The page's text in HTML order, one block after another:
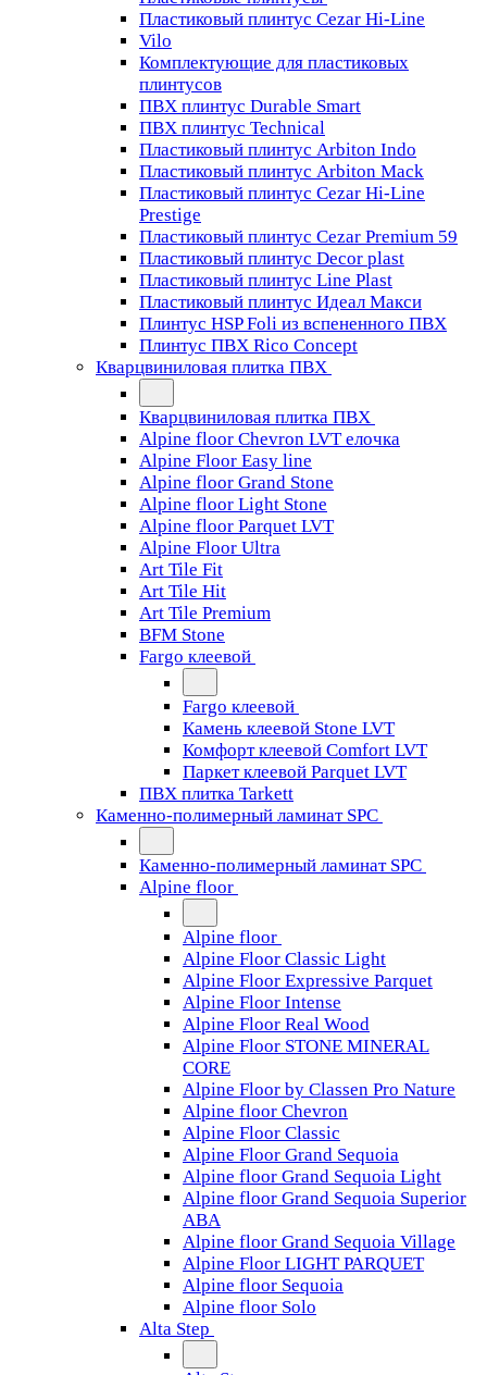
Пластиковый плинтус Cezar Hi-Line
Vilo
Комплектующие для пластиковых
плинтусов
ПВХ плинтус Durable Smart
ПВХ плинтус Technical
Пластиковый плинтус Arbiton Indo
Пластиковый плинтус Arbiton Mack
Пластиковый плинтус Cezar Hi-Line
Prestige
Пластиковый плинтус Cezar Premium 59
Пластиковый плинтус Decor plast
Пластиковый плинтус Line Plast
Пластиковый плинтус Идеал Макси
Плинтус HSP Foli из вспененного ПВХ
Плинтус ПВХ Rico Concept
Кварцвиниловая плитка ПВХ
Кварцвиниловая плитка ПВХ
Alpine floor Chevron LVT елочка
Alpine Floor Easy line
Alpine floor Grand Stone
Alpine floor Light Stone
Alpine floor Parquet LVT
Alpine Floor Ultra
Art Tile Fit
Art Tile Hit
Art Tile Premium
BFM Stone
Fargo клеевой
Fargo клеевой
Камень клеевой Stone LVT
Комфорт клеевой Comfort LVT
Паркет клеевой Parquet LVT
ПВХ плитка Tarkett
Каменно-полимерный ламинат SPC
Каменно-полимерный ламинат SPC
Alpine floor
Alpine floor
Alpine Floor Classic Light
Alpine Floor Expressive Parquet
Alpine Floor Intense
Alpine Floor Real Wood
Alpine Floor STONE MINERAL
CORE
Alpine Floor by Classen Pro Nature
Alpine floor Chevron
Alpine Floor Classic
Alpine Floor Grand Sequoia
Alpine floor Grand Sequoia Light
Alpine floor Grand Sequoia Superior
ABA
Alpine floor Grand Sequoia Village
Alpine Floor LIGHT PARQUET
Alpine floor Sequoia
Alpine floor Solo
Alta Step